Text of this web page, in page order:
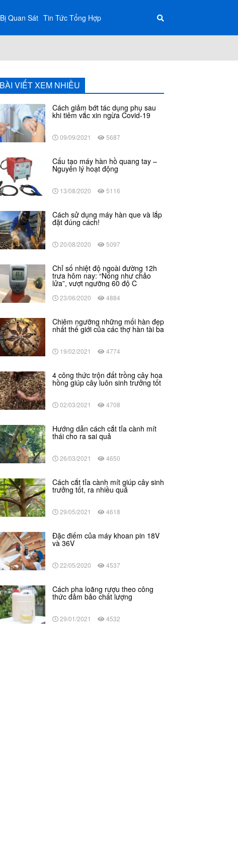
Quan Sát Tin Tức Tổng Hợp
BÀI VIẾT XEM NHIỀU
Cách giảm bớt tác dụng phụ sau
khi tiêm vắc xin ngừa Covid-19
09/09/2021 5687
Cấu tạo máy hàn hồ quang tay –
Nguyên lý hoạt động
13/08/2020 5116
Cách sử dụng máy hàn que và lắp
đặt đúng cách!
20/08/2020 5097
Chỉ số nhiệt độ ngoài đường 12h
trưa hôm nay: “Nóng như chảo
lửa”, vượt ngưỡng 60 độ C
23/06/2020 4884
Chiêm ngưỡng những mối hàn đẹp
nhất thế giới của các thợ hàn tài ba
19/02/2021 4774
4 công thức trộn đất trồng cây hoa
hồng giúp cây luôn sinh trưởng tốt
02/03/2021 4708
Hướng dẫn cách cắt tỉa cành mít
thái cho ra sai quả
26/03/2021 4650
Cách cắt tỉa cành mít giúp cây sinh
trưởng tốt, ra nhiều quả
29/05/2021 4618
Đặc điểm của máy khoan pin 18V
và 36V
22/05/2020 4537
Cách pha loãng rượu theo công
thức đảm bảo chất lượng
29/01/2021 4532